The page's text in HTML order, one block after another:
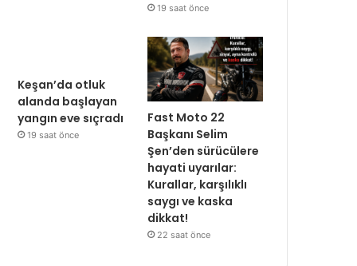
19 saat önce
Keşan’da otluk
alanda başlayan
yangın eve sıçradı
19 saat önce
Fast Moto 22
Başkanı Selim
Şen’den sürücülere
hayati uyarılar:
Kurallar, karşılıklı
saygı ve kaska
dikkat!
22 saat önce